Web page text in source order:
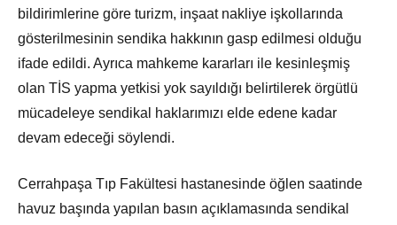
bildirimlerine göre turizm, inşaat nakliye işkollarında
gösterilmesinin sendika hakkının gasp edilmesi olduğu
ifade edildi. Ayrıca mahkeme kararları ile kesinleşmiş
olan TİS yapma yetkisi yok sayıldığı belirtilerek örgütlü
mücadeleye sendikal haklarımızı elde edene kadar
devam edeceği söylendi.
Cerrahpaşa Tıp Fakültesi hastanesinde öğlen saatinde
havuz başında yapılan basın açıklamasında sendikal